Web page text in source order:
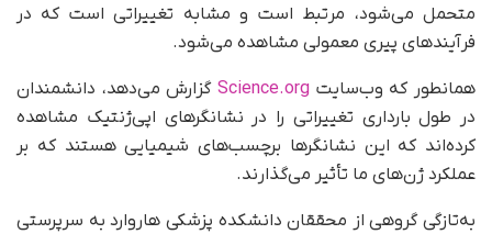
متحمل می‌شود، مرتبط است و مشابه تغییراتی است که در
فرآیندهای پیری معمولی مشاهده می‌شود.
همانطور که وب‌سایت Science.org گزارش می‌دهد، دانشمندان
در طول بارداری تغییراتی را در نشانگرهای اپی‌ژنتیک مشاهده
کرده‌اند که این نشانگرها برچسب‌های شیمیایی هستند که بر
عملکرد ژن‌های ما تأثیر می‌گذارند.
به‌تازگی گروهی از محققان دانشکده پزشکی هاروارد به سرپرستی